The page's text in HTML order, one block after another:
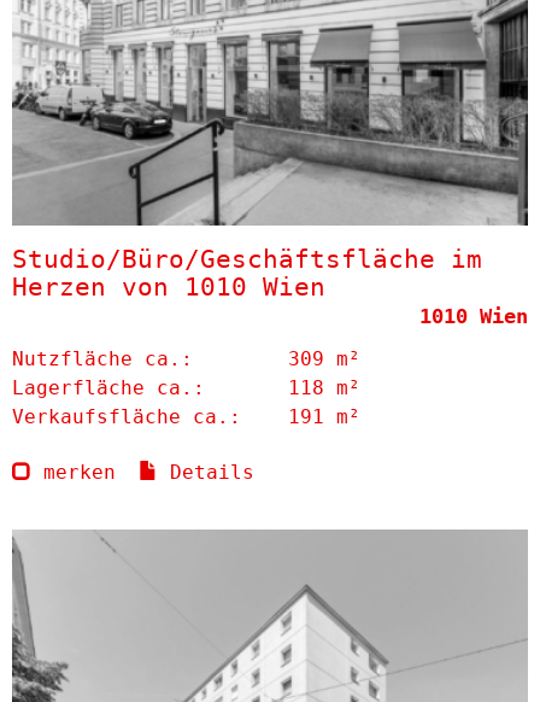
Studio/Büro/Geschäftsfläche im
Herzen von 1010 Wien
1010 Wien
Nutzfläche ca.:
309 m²
Lagerfläche ca.:
118 m²
Verkaufsfläche ca.:
191 m²
merken Details